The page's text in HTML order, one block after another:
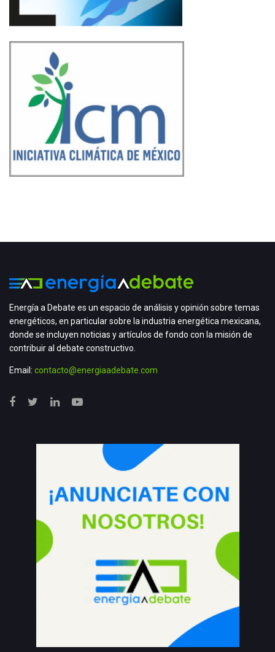
Energía a Debate es un espacio de análisis y opinión sobre temas
energéticos, en particular sobre la industria energética mexicana,
donde se incluyen noticias y artículos de fondo con la misión de
contribuir al debate constructivo.
Email: contacto@energiaadebate.com